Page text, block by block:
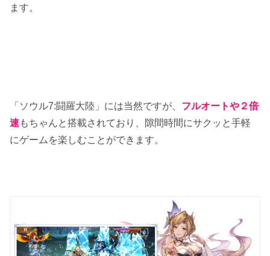
ます。
「ソウル7:闘羅大陸」には当然ですが、 フルオートや２倍
速 もちゃんと搭載されており、隙間時間にサクッと手軽
にゲームを楽しむことができます。